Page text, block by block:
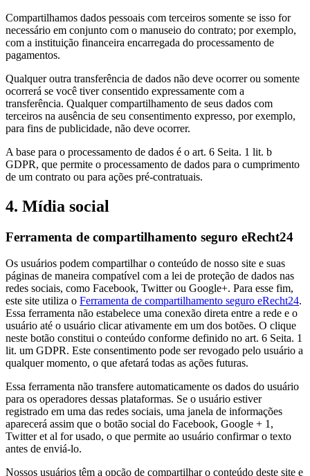
Compartilhamos dados pessoais com terceiros somente se isso for
necessário em conjunto com o manuseio do contrato; por exemplo,
com a instituição financeira encarregada do processamento de
pagamentos.
Qualquer outra transferência de dados não deve ocorrer ou somente
ocorrerá se você tiver consentido expressamente com a
transferência. Qualquer compartilhamento de seus dados com
terceiros na ausência de seu consentimento expresso, por exemplo,
para fins de publicidade, não deve ocorrer.
A base para o processamento de dados é o art. 6 Seita. 1 lit. b
GDPR, que permite o processamento de dados para o cumprimento
de um contrato ou para ações pré-contratuais.
4. Mídia social
Ferramenta de compartilhamento seguro eRecht24
Os usuários podem compartilhar o conteúdo de nosso site e suas
páginas de maneira compatível com a lei de proteção de dados nas
redes sociais, como Facebook, Twitter ou Google+. Para esse fim,
este site utiliza o Ferramenta de compartilhamento seguro eRecht24.
Essa ferramenta não estabelece uma conexão direta entre a rede e o
usuário até o usuário clicar ativamente em um dos botões. O clique
neste botão constitui o conteúdo conforme definido no art. 6 Seita. 1
lit. um GDPR. Este consentimento pode ser revogado pelo usuário a
qualquer momento, o que afetará todas as ações futuras.
Essa ferramenta não transfere automaticamente os dados do usuário
para os operadores dessas plataformas. Se o usuário estiver
registrado em uma das redes sociais, uma janela de informações
aparecerá assim que o botão social do Facebook, Google + 1,
Twitter et al for usado, o que permite ao usuário confirmar o texto
antes de enviá-lo.
Nossos usuários têm a opção de compartilhar o conteúdo deste site e